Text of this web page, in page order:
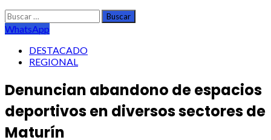
Buscar:
WhatsApp
DESTACADO
REGIONAL
Denuncian abandono de espacios
deportivos en diversos sectores de
Maturín